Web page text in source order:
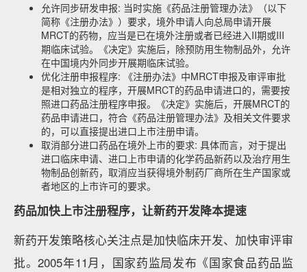
允许同步研发申报: 当时实施《药品注册管理办法》（以下
简称《注册办法》）要求，境外申请人向总局申请开展
MRCT的药物，应当是已在境外注册或者已经进入II期或III
期临床试验。《决定》实施后，除预防用生物制品外，允许
在中国境内外同步开展期临床试验。
优化注册申报程序: 《注册办法》中MRCT申报及审评审批
是相对独立的程序，开展MRCT的药品申请进口的，需要按
照进口药品注册程序申报。《决定》实施后，开展MRCT的
药品申请进口，符合《药品注册管理办法》及相关文件要求
的，可以直接提出进口上市注册申请。
取消部分进口药品在境外上市的要求: 具体而言，对于提出
进口临床申请、进口上市申请的化学药品新药以及治疗用生
物制品创新药，取消应当获得境外制药厂商所在生产国家或
者地区的上市许可的要求。
药品加快上市注册程序，让新药开发降本提速
新药开发策略核心关注点是加快临床开发、加快审评审
批。2005年11月，国家药监局发布《国家食品药品监